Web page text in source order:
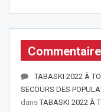
TABASKI 2022 À
SECOURS DES
dansTABASKI 2022 À